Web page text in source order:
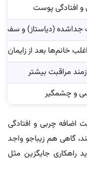
و افتادگی پوست
(دیاستاز) و
خانم‌ها بعد از زایمان
مراقبت بیشتر
و چشمگیر
اضافه چربی و افتادگی
گاهی هم زیباجو واجد
راهکاری جایگزین مثل